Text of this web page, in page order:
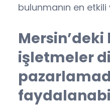
bulunmanın en
işletmeler